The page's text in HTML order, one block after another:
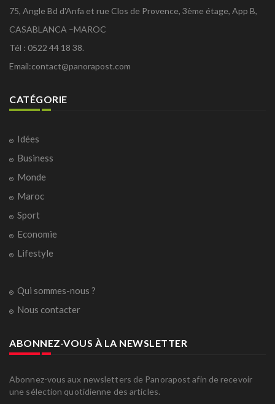
75, Angle Bd d'Anfa et rue Clos de Provence, 3ème étage, App B,
CASABLANCA –MAROC
Tél : 0522 44 18 38.
Email:contact@panorapost.com
CATÉGORIE
Idées
Business
Monde
Maroc
Sport
Economie
Lifestyle
Qui sommes-nous ?
Nous contacter
ABONNEZ-VOUS À LA NEWSLETTER
Abonnez-vous aux newsletters de Panorapost afin de recevoir
une sélection quotidienne des articles.